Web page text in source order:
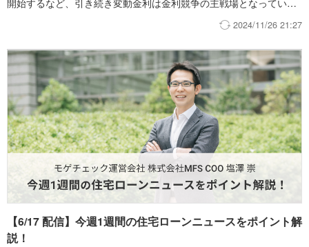
開始するなど、引き続き変動金利は金利競争の主戦場となっていま
す。特に借り換えを検討している方にはチャンス到来です！ 一
方、固定金利は全般的に上昇しています。長期固定金利の代表格で
あるフラット35は、商品改定後(2017年10月)の最高値を更新する
1.51%となりました。 こうした動きにより、今月も変動金利と固
定金利（フラット35）の金利差が過去最大を更新しています。どの
金利タイプを選ぶかで、毎月返済額や総返済額に大きな差が出る状
況となっています。 （後述の「３．住宅ローンインデックスの動き
と変動・固定の金利差」で詳しく解説しています） 各銀行の金利
については住宅ローン金利ランキングをご覧ください。 モゲチェ
ックでは、住宅ローンの金利タイプは今後も安定した低金利が予想
される変動金利をおすすめします！
2024/11/26 21:27
【6/17 配信】今週1週間の住宅ローンニュースをポイント解
説！